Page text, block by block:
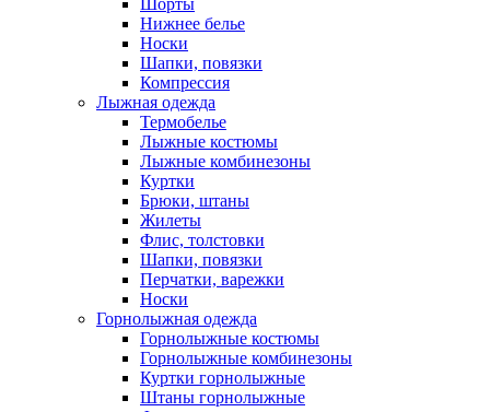
Шорты
Нижнее белье
Носки
Шапки, повязки
Компрессия
Лыжная одежда
Термобелье
Лыжные костюмы
Лыжные комбинезоны
Куртки
Брюки, штаны
Жилеты
Флис, толстовки
Шапки, повязки
Перчатки, варежки
Носки
Горнолыжная одежда
Горнолыжные костюмы
Горнолыжные комбинезоны
Куртки горнолыжные
Штаны горнолыжные